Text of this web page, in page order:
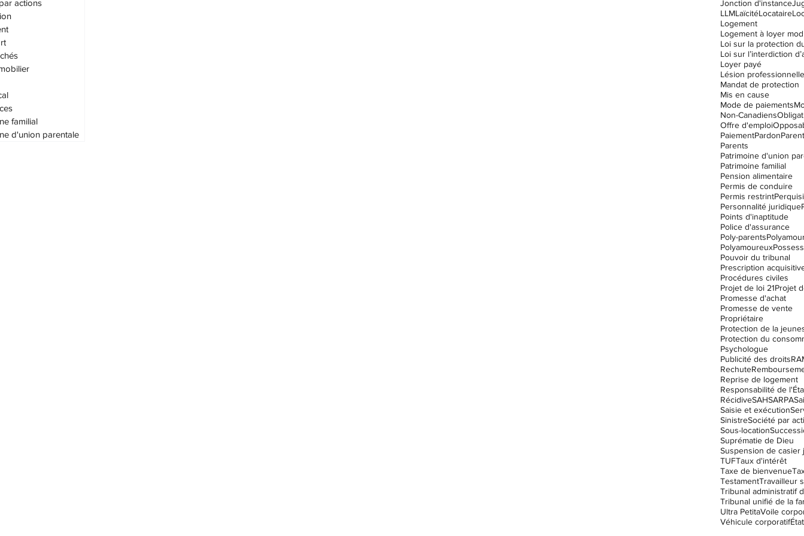
actions
familial
d'union parentale
Jonction d'instance
LLMLaïcitéLocataire
Logement
Logement à loyer
Loyer payé
Lésion professionnelle
Mandat de protection
Mis en cause
Mode de paiements
Non-Canadiens
Offre d'emploi
PaiementPardon
Parents
Patrimoine d'union
Patrimoine familial
Pension alimentaire
Permis de conduire
Permis restrint
Personnalité juridique
Points d'inaptitude
Police d'assurance
Poly-parents
Polyamoureux
Pouvoir du tribunal
Prescription
Procédures civiles
Projet de loi 21Projet
Promesse d'achat
Promesse de vente
Propriétaire
Protection de la
Protection du
Psychologue
Publicité des droits
Rechute
Reprise de logement
Responsabilité de
RécidiveSAHSARPA
Saisie et exécution
SinistreSociété par
Sous-location
Suprématie de Dieu
TUFTaux d'intérêt
Taxe de bienvenue
TestamentTravailleur
Tribunal unifié de la
Ultra PetitaVoile
Véhicule corporatifÉtat